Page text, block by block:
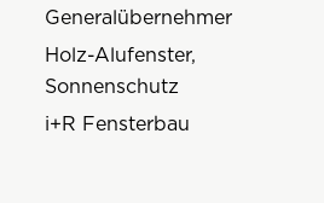
Generalübernehmer
Holz-Alufenster,
Sonnenschutz
i+R Fensterbau